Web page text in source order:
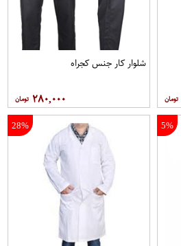
شلوار کار جنس کجراه
۲۸۰,۰۰۰
5%
28%